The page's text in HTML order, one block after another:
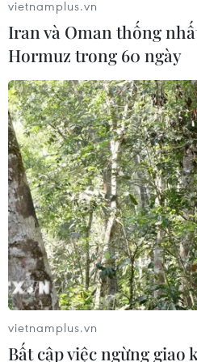
Vì sao Google
EU đối đầu về chủ quyền
04/08/2026 04:13
Máy bay chở khách nội địa
của Nga hoàn tất chuyến
nghiệm
04/08/2026 01:25
Bí mật sau những chung cư
niên hạn ở Pháp
04/08/2026 01:03
vietnamplus.vn
Iran và Oman thống
Hormuz trong 60 ngày
vietnamplus.vn
Bất cập việc ngừng giao